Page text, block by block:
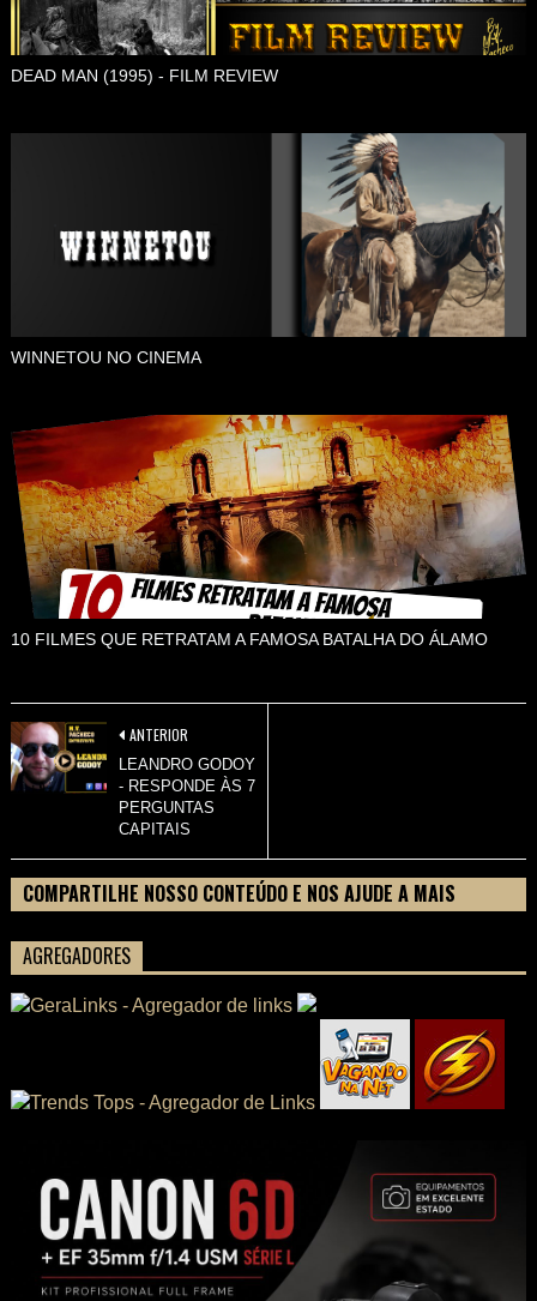
DEAD MAN (1995) - FILM REVIEW
WINNETOU NO CINEMA
10 FILMES QUE RETRATAM A FAMOSA BATALHA DO ÁLAMO
ANTERIOR
LEANDRO GODOY
- RESPONDE ÀS 7
PERGUNTAS
CAPITAIS
COMPARTILHE NOSSO CONTEÚDO E NOS AJUDE A MAIS
AGREGADORES